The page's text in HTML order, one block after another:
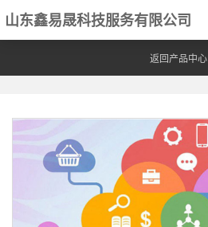
山东鑫易晟科技服务有限公司
返回产品中心